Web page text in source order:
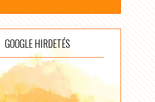
GOOGLE HIRDETÉS